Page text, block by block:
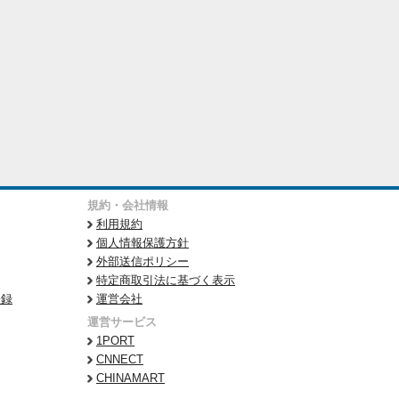
規約・会社情報
利用規約
個人情報保護方針
外部送信ポリシー
特定商取引法に基づく表示
運営会社
運営サービス
1PORT
CNNECT
CHINAMART